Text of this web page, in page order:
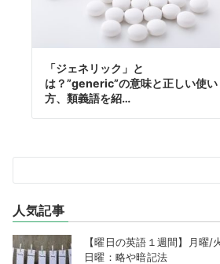
「ジェネリック」と
は？”generic”の意味と正しい使い
方、類義語を紹…
人気記事
【曜日の英語１週間】月
日曜：略や暗記法